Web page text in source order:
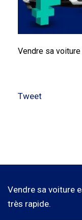
Vendre sa voiture
Tweet
Vendre sa voiture
très rapide.